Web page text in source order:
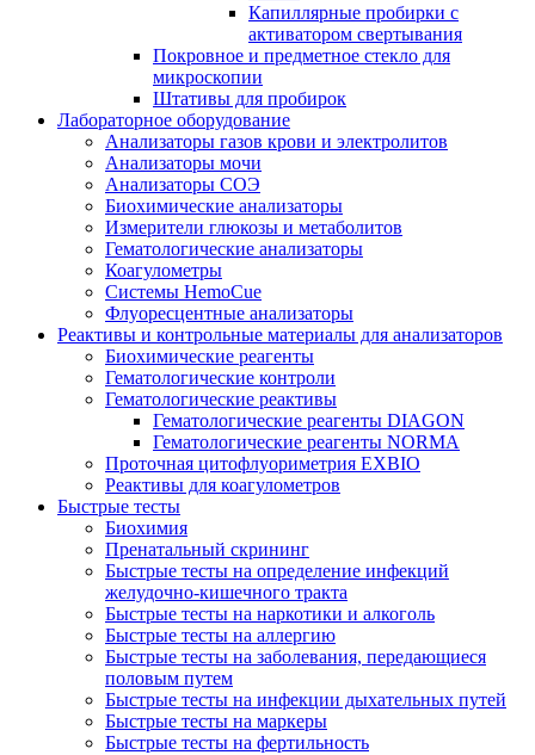
Капиллярные пробирки с
активатором свертывания
Покровное и предметное стекло для
микроскопии
Штативы для пробирок
Лабораторное оборудование
Анализаторы газов крови и электролитов
Анализаторы мочи
Анализаторы СОЭ
Биохимические анализаторы
Измерители глюкозы и метаболитов
Гематологические анализаторы
Коагулометры
Системы HemoCue
Флуоресцентные анализаторы
Реактивы и контрольные материалы для анализаторов
Биохимические реагенты
Гематологические контроли
Гематологические реактивы
Гематологические реагенты DIAGON
Гематологические реагенты NORMA
Проточная цитофлуориметрия EXBIO
Реактивы для коагулометров
Быстрые тесты
Биохимия
Пренатальный скрининг
Быстрые тесты на определение инфекций
желудочно-кишечного тракта
Быстрые тесты на наркотики и алкоголь
Быстрые тесты на аллергию
Быстрые тесты на заболевания, передающиеся
половым путем
Быстрые тесты на инфекции дыхательных путей
Быстрые тесты на маркеры
Быстрые тесты на фертильность